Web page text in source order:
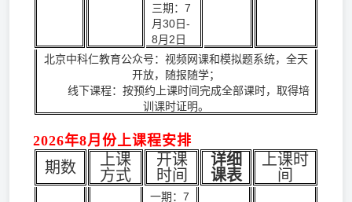
三期：7
月30日-
8月2日
北京中科仁教育公众号：视频网课和模拟题系统，全天
开放，随报随学；
线下课程：按预约上课时间完成全部课时，取得培
训课时证明。
2026年8月份上课程安排
期数
上课
方式
开课
时间
详细
课表
上课时
间
一期：7